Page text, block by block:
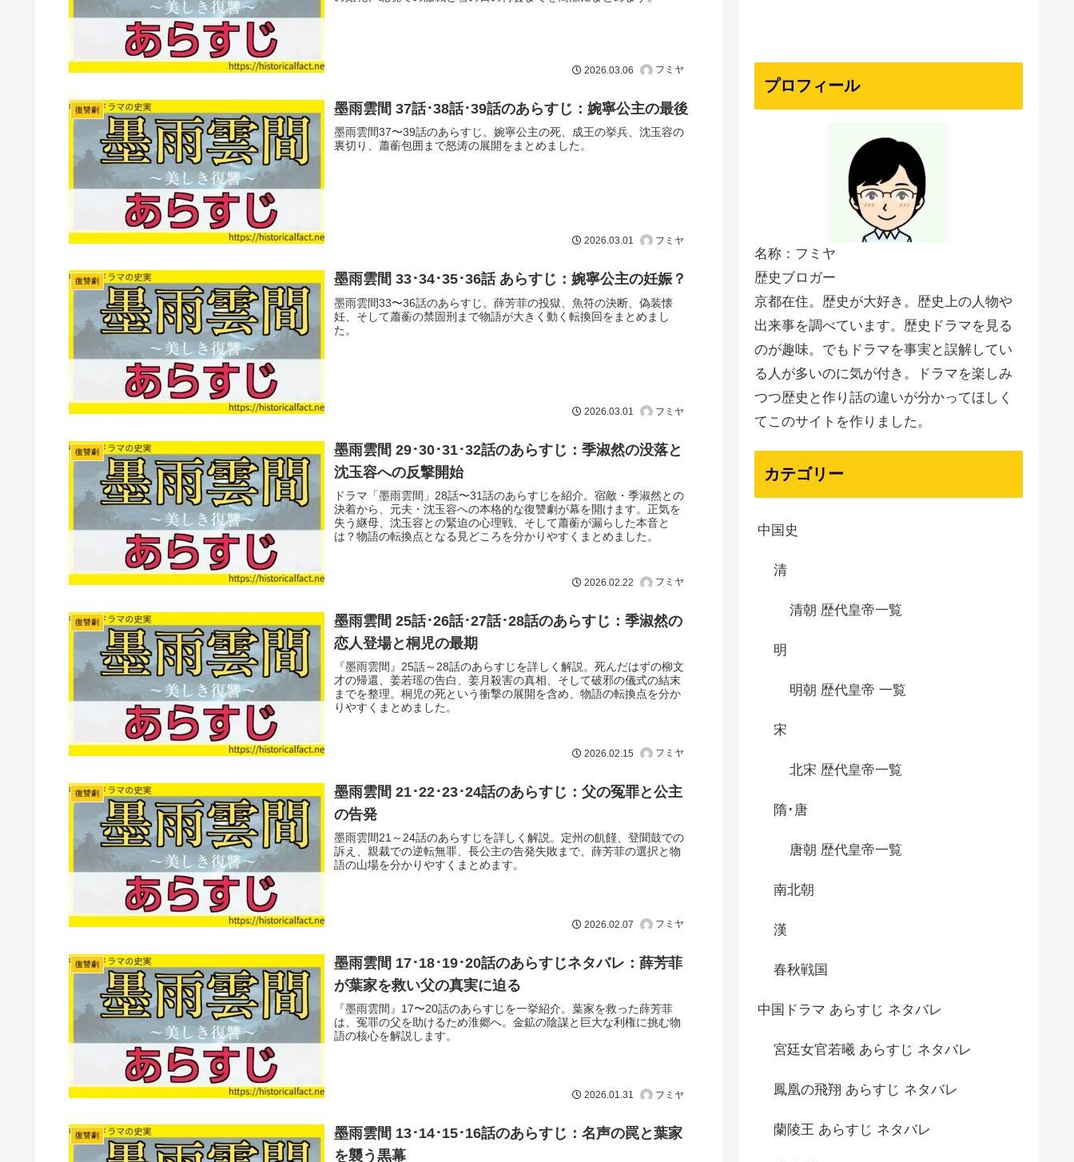
2026.03.06 フミヤ
復讐劇 墨雨雲間 37話･38話･39話のあらすじ：婉寧公主の最後
墨雨雲間37〜39話のあらすじ。婉寧公主の死、成王の挙兵、沈玉容の
裏切り、蕭蘅包囲まで怒涛の展開をまとめました。
2026.03.01 フミヤ
復讐劇 墨雨雲間 33･34･35･36話 あらすじ：婉寧公主の妊娠？
墨雨雲間33〜36話のあらすじ。薛芳菲の投獄、魚符の決断、偽装懐
妊、そして蕭蘅の禁固刑まで物語が大きく動く転換回をまとめまし
た。
2026.03.01 フミヤ
復讐劇
墨雨雲間 29･30･31･32話のあらすじ：季淑然の没落と
沈玉容への反撃開始
ドラマ「墨雨雲間」28話〜31話のあらすじを紹介。宿敵・季淑然との
決着から、元夫・沈玉容への本格的な復讐劇が幕を開けます。正気を
失う継母、沈玉容との緊迫の心理戦、そして蕭蘅が漏らした本音と
は？物語の転換点となる見どころを分かりやすくまとめました。
2026.02.22 フミヤ
復讐劇
墨雨雲間 25話･26話･27話･28話のあらすじ：季淑然の
恋人登場と桐児の最期
『墨雨雲間』25話～28話のあらすじを詳しく解説。死んだはずの柳文
才の帰還、姜若瑶の告白、姜月殺害の真相、そして破邪の儀式の結末
までを整理。桐児の死という衝撃の展開を含め、物語の転換点を分か
りやすくまとめました。
2026.02.15 フミヤ
復讐劇
墨雨雲間 21･22･23･24話のあらすじ：父の冤罪と公主
の告発
墨雨雲間21～24話のあらすじを詳しく解説。定州の飢饉、登聞鼓での
訴え、親裁での逆転無罪、長公主の告発失敗まで、薛芳菲の選択と物
語の山場を分かりやすくまとめます。
2026.02.07 フミヤ
復讐劇
墨雨雲間 17･18･19･20話のあらすじネタバレ：薛芳菲
が葉家を救い父の真実に迫る
『墨雨雲間』17〜20話のあらすじを一挙紹介。葉家を救った薛芳菲
は、冤罪の父を助けるため淮郷へ。金鉱の陰謀と巨大な利権に挑む物
語の核心を解説します。
2026.01.31 フミヤ
復讐劇
墨雨雲間 13･14･15･16話のあらすじ：名声の罠と葉家
を襲う黒幕
プロフィール
名称：フミヤ
歴史ブロガー
京都在住。歴史が大好き。歴史上の人物や
出来事を調べています。歴史ドラマを見る
のが趣味。でもドラマを事実と誤解してい
る人が多いのに気が付き。ドラマを楽しみ
つつ歴史と作り話の違いが分かってほしく
てこのサイトを作りました。
カテゴリー
中国史
清
清朝 歴代皇帝一覧
明
明朝 歴代皇帝 一覧
宋
北宋 歴代皇帝一覧
隋･唐
唐朝 歴代皇帝一覧
南北朝
漢
春秋戦国
中国ドラマ あらすじ ネタバレ
宮廷女官若曦 あらすじ ネタバレ
鳳凰の飛翔 あらすじ ネタバレ
蘭陵王 あらすじ ネタバレ